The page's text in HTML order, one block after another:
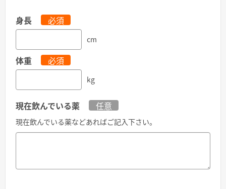
身長 必須
cm
体重 必須
kg
現在飲んでいる薬 任意
現在飲んでいる薬などあればご記入下さい。